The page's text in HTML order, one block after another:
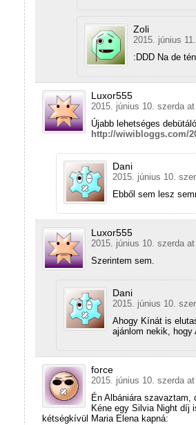
Zoli
2015. június
:DDD Na de
Luxor555
2015. június 10. szerda
Újabb lehetséges
http://wiwibloggs.com/
Dani
2015. június 10.
Ebből sem lesz
Luxor555
2015. június 10. szerda
Szerintem sem.
Dani
2015. június 10.
Ahogy Kínát is
ajánlom nekik,
force
2015. június 10. szerda
Én Albániára szavaztam,
Kéne egy Silvia Night díj
kétségkívül Maria Elena kapná: